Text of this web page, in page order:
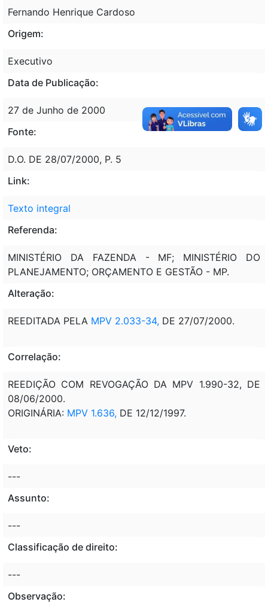
Fernando Henrique Cardoso
Origem:
Executivo
Data de Publicação:
27 de Junho de 2000
Fonte:
D.O. DE 28/07/2000, P. 5
Link:
Texto integral
Referenda:
MINISTÉRIO DA FAZENDA - MF; MINISTÉRIO DO
PLANEJAMENTO; ORÇAMENTO E GESTÃO - MP.
Alteração:
REEDITADA PELA MPV 2.033-34, DE 27/07/2000.
Correlação:
REEDIÇÃO COM REVOGAÇÃO DA MPV 1.990-32, DE
08/06/2000.
ORIGINÁRIA: MPV 1.636, DE 12/12/1997.
Veto:
---
Assunto:
---
Classificação de direito:
---
Observação: